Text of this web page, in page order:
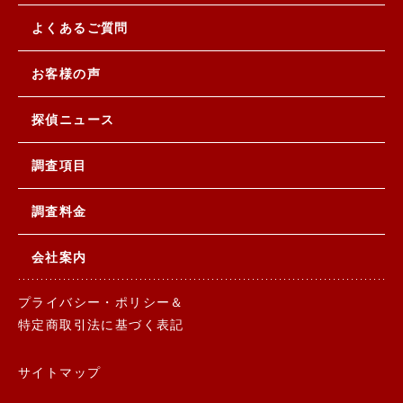
よくあるご質問
お客様の声
探偵ニュース
調査項目
調査料金
会社案内
プライバシー・ポリシー＆
特定商取引法に基づく表記
サイトマップ